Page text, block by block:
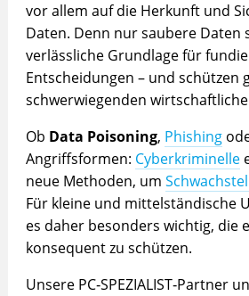
vor allem auf die Herkunft und
Daten. Denn nur saubere Daten
verlässliche Grundlage für
Entscheidungen – und schützen
schwerwiegenden
Ob Data Poisoning, Phishing
Angriffsformen: Cyberkriminelle
neue Methoden, um
Für kleine und mittelständische
es daher besonders wichtig, die
konsequent zu schützen.
Unsere PC‑SPEZIALIST‑Partner